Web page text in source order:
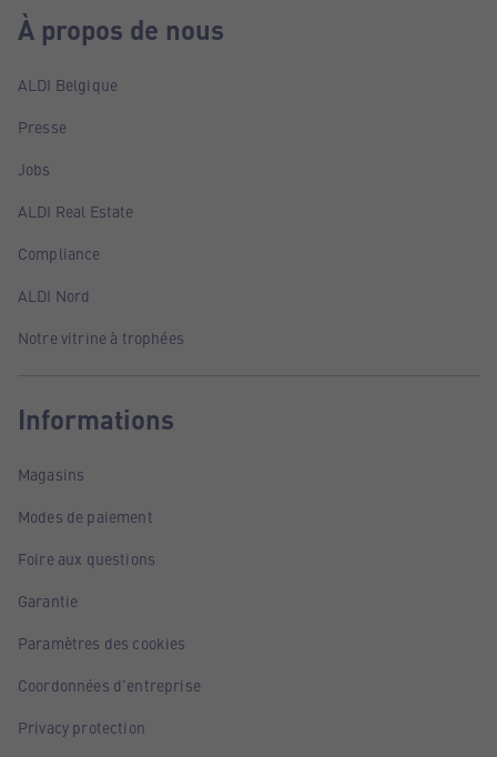
À propos de nous
ALDI Belgique
Presse
Jobs
ALDI Real Estate
Compliance
ALDI Nord
Notre vitrine à trophées
Informations
Magasins
Modes de paiement
Foire aux questions
Garantie
Paramètres des cookies
Coordonnées d'entreprise
Privacy protection